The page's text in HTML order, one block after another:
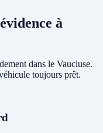
à
dans le Vaucluse.
toujours prêt.